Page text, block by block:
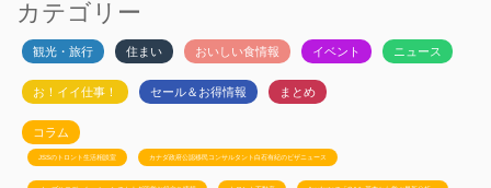
カテゴリー
観光・旅行 住まい おいしい食情報 イベント ニュース
お！イイ仕事！ セール＆お得情報 まとめ
コラム
JSSのトロント生活相談室 カナダ政府公認移民コンサルタント白石有紀のビザニュース